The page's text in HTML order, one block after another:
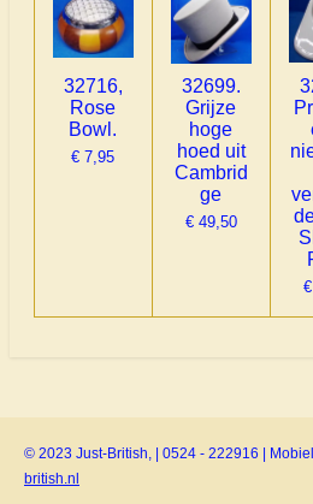
32716,
Rose
Bowl.
€ 7,95
32699.
Grijze
hoge
hoed uit
Cambrid
ge
€ 49,50
© 2023 Just-British, | 0524 - 222916 |
british.nl